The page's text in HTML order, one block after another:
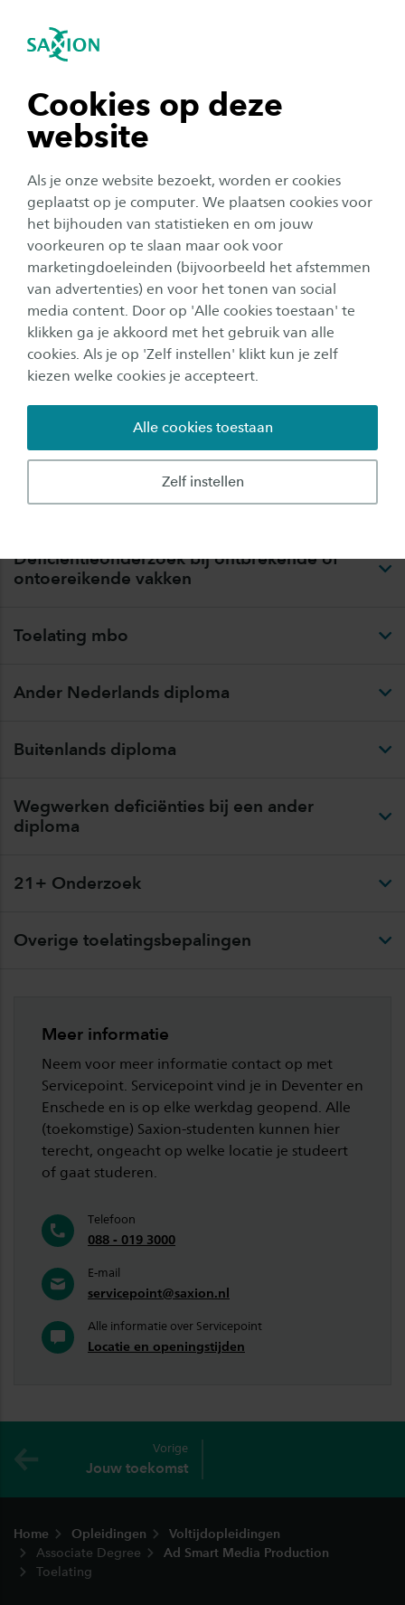
Cookies op deze
website
Als je onze website bezoekt, worden er cookies
geplaatst op je computer. We plaatsen cookies voor
het bijhouden van statistieken en om jouw
voorkeuren op te slaan maar ook voor
marketingdoeleinden (bijvoorbeeld het afstemmen
van advertenties) en voor het tonen van social
media content. Door op 'Alle cookies toestaan' te
klikken ga je akkoord met het gebruik van alle
cookies. Als je op 'Zelf instellen' klikt kun je zelf
kiezen welke cookies je accepteert.
Zelf instellen
Alle cookies toestaan
Navigatie openen
tonen
tonen
tonen
tonen
sluiten
Ad Smart Media Production
Subnavigatie tonen
Toelating
Om er zeker van te zijn dat jij de juiste studie
kiest, adviseren we je om uiterlijk op 1 mei aan
te melden. Mocht je dan nog steeds vragen
hebben, vraag dan een individueel gesprek
(studiekeuzecheck) aan. Natuurlijk moet je wel
aan alle inschrijfvoorwaarden voldoen.
De informatie die je op deze pagina over
toelatingseisen leest, geldt voor het studiejaar 2026-
2027. Het kan zijn dat de toelatingseisen gedurende het
jaar worden gewijzigd door bijvoorbeeld het ministerie
of door Saxion. De toelatingseisen worden dan ook
onder voorbehoud van
ministeriële regelingen en de door Saxion vastgestelde
Toelating havo of vwo
Deficiëntieonderzoek bij ontbrekende of
ontoereikende vakken
Toelating mbo
Ander Nederlands diploma
Buitenlands diploma
Wegwerken deficiënties bij een ander
diploma
21+ Onderzoek
Overige toelatingsbepalingen
Meer informatie
Neem voor meer informatie contact op met
Servicepoint. Servicepoint vind je in Deventer en
Enschede en is op elke werkdag geopend. Alle
(toekomstige) Saxion-studenten kunnen hier
terecht, ongeacht op welke locatie je studeert
of gaat studeren.
Telefoon
088 - 019 3000
E-mail
servicepoint@saxion.nl
Alle informatie over Servicepoint
Locatie en openingstijden
Vorige
Jouw toekomst
Home Opleidingen
Voltijdopleidingen
Associate Degree
Ad Smart Media Production
Toelating